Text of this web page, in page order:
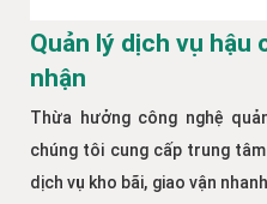
Quản lý dịch vụ hậu
nhận
Thừa hưởng công nghệ
chúng tôi cung cấp trung
dịch vụ kho bãi, giao vận